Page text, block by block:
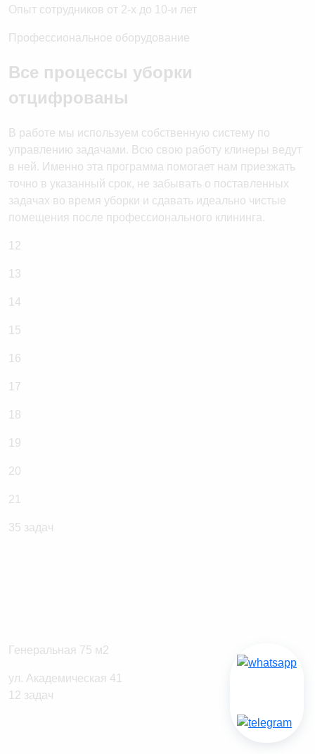
Опыт сотрудников от 2-х до 10-и лет
Профессиональное оборудование
Все процессы уборки
отцифрованы
В работе мы используем собственную систему по
управлению задачами. Всю свою работу клинеры ведут
в ней. Именно эта программа помогает нам приезжать
точно в указанный срок, не забывать о поставленных
задачах во время уборки и сдавать идеально чистые
помещения после профессионального клининга.
12
13
14
15
16
17
18
19
20
21
Генеральная 75 м2
ул. Академическая 41